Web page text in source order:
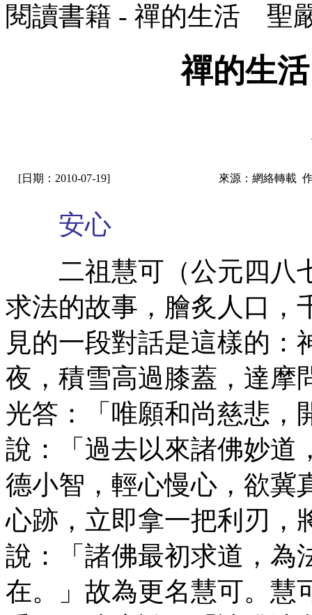
閱讀書籍 - 禪的生活 聖
禪的生
[日期：2010-07-19] 來源：網絡轉載
安心
二祖慧可（公元四八
求法的故事，膾炙人口，
見的一段對話是這樣的
夜，積雪高過膝蓋，達摩
光答：「唯願和尚慈悲，
說：「過去以來諸佛妙道
德小智，輕心慢心，欲冀
心跡，立即拿一把利刃，
說：「諸佛最初求道，為
在。」故為更名慧可。慧